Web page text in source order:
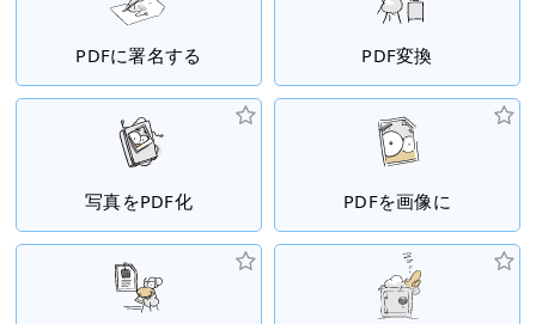
PDFに署名する PDF変換
写真をPDF化 PDFを画像に